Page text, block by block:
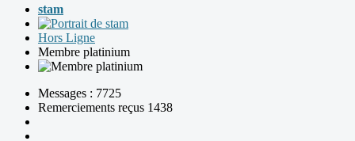
stam
Hors Ligne
Membre platinium
Messages : 7725
Remerciements reçus 1438